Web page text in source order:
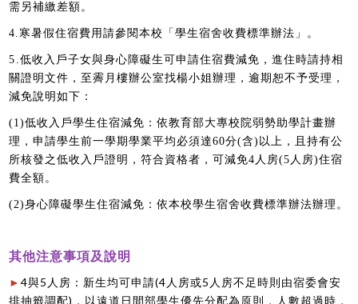
需另補繳差額。
4.寒暑假住宿費用請參閱本校「學生宿舍收費標準辦法」。
5.低收入戶子女與身心障礙生可申請住宿費減免，進住時請持相
關證明文件，至霽月樓辦公室找楊小姐辦理，逾期恕不予受理，
減免說明如下：
(1)低收入戶學生住宿減免：依教育部大專校院弱勢助學計畫辦
理，申請學生前一學期學業平均必須達60分(含)以上，且持有公
所核發之低收入戶證明，符合資格者，可減免4人房(5人房)住宿
費全額。
(2)身心障礙學生住宿減免：依本校學生宿舍收費標準辦法辦理。
其他注意事項及說明
►4與5 人房：新生均可申請(4 人房或5 人房不足時則由宿委會安
排抽籤調配) ，以遠道日間部學生優先分配為原則，人數超過時，